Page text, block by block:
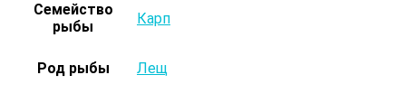
Семейство
рыбы
Карп
Род рыбы Лещ